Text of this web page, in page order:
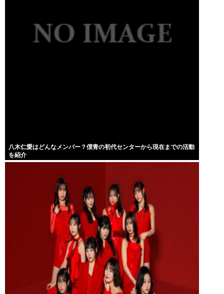
八木仁愛はどんなメンバー？僕青の初代センターから現在までの活動
を紹介